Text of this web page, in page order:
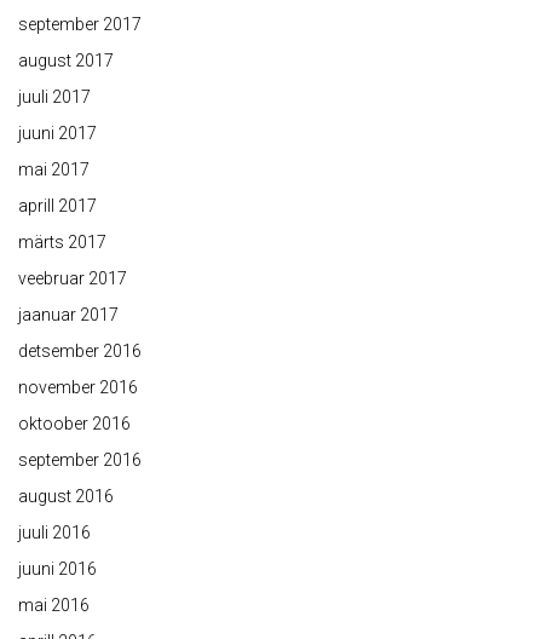
september 2017
august 2017
juuli 2017
juuni 2017
mai 2017
aprill 2017
märts 2017
veebruar 2017
jaanuar 2017
detsember 2016
november 2016
oktoober 2016
september 2016
august 2016
juuli 2016
juuni 2016
mai 2016